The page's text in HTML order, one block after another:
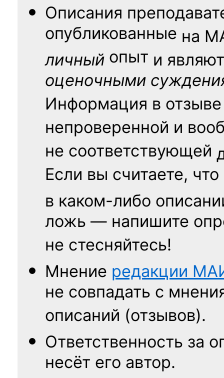
Описания
опубликованные на
личный опыт и
оценочными
Информация в
непроверенной и
не соответствующей
Если вы считаете, что
в каком-либо
ложь — напишите
не стесняйтесь!
Мнение редакции
не совпадать с
описаний (отзывов).
Ответственность за
несёт его автор.